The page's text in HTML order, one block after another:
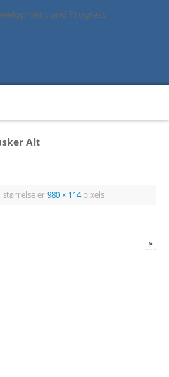
Alt
størrelse er 980 × 114pixels
»